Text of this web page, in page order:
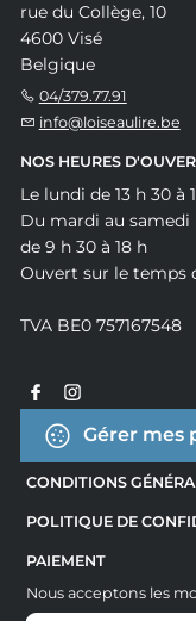
rue du Collège, 10
4600 Visé
Belgique
04/379.77.91
info@loiseaulire.be
NOS HEURES
Le lundi de 13 h 30 à
Du mardi au samedi
de 9 h 30 à 18 h
Ouvert sur le temps
TVA BE0 757167548
Gérer mes
CONDITIONS
POLITIQUE DE
PAIEMENT
Nous acceptons les